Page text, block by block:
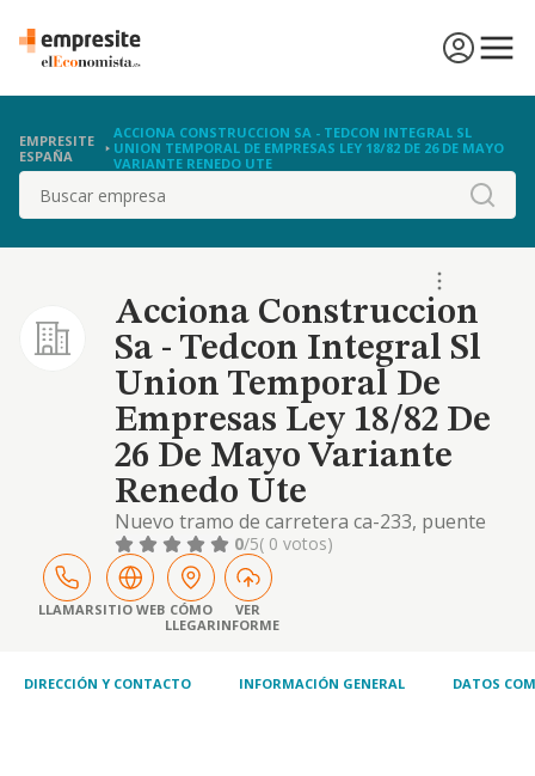
EMPRESITE
ESPAÑA
ACCIONA CONSTRUCCION SA - TEDCON INTEGRAL SL
UNION TEMPORAL DE EMPRESAS LEY 18/82 DE 26 DE MAYO
VARIANTE RENEDO UTE
Buscar
Acciona Construccion
Sa - Tedcon Integral Sl
Union Temporal De
Empresas Ley 18/82 De
26 De Mayo Variante
Renedo Ute
Nuevo tramo de carretera ca-233, puente
arce-renedo entre el p.k. 6,850 y el p.k. 7,300.
tramo : variante de renedo de piélagos
0/5( 0 votos)
LLAMARSITIO WEB CÓMO
LLEGAR
VER
INFORME
DIRECCIÓN Y CONTACTO INFORMACIÓN GENERAL DATOS